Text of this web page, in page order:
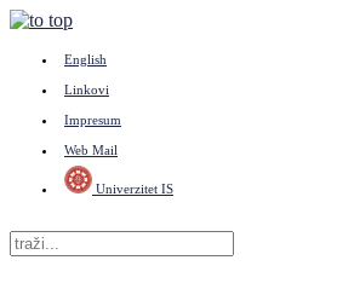
English
Linkovi
Impresum
Web Mail
Univerzitet IS